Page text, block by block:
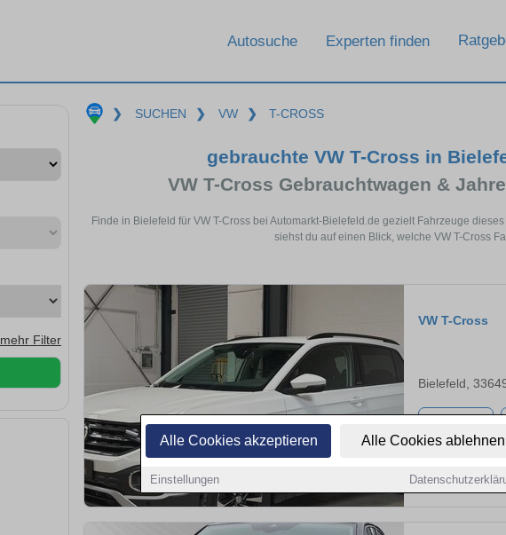
Alle Cookies akzeptieren Alle Cookies ablehnen
Einstellungen
Autosuche Experten finden
mehr Filter
❯ SUCHEN ❯ VW ❯ T-CROSS
gebrauchte VW T-Cross in
VW T-Cross Gebrauchtwagen &
Finde in Bielefeld für VW T-Cross bei Automarkt-Bielefeld.de gezielt Fahrzeuge
siehst du auf einen Blick, welche VW T-Cross
VW T-Cross
Bielefeld,